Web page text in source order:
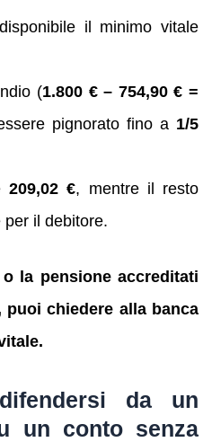
il minimo vitale
(1.800 € – 754,90 € =
pignorato fino a 1/5
209,02 €, mentre il resto
per il debitore.
la pensione accreditati
chiedere alla banca
da un
un conto senza